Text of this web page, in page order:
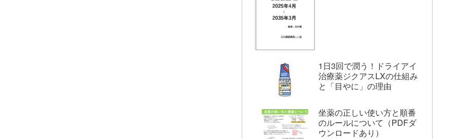
1日3回で潤う！ドライアイ
治療薬ジクアスLXの仕組み
と「目やに」の理由
坐薬の正しい使い方と順番
のルールについて（PDFダ
ウンロードあり）